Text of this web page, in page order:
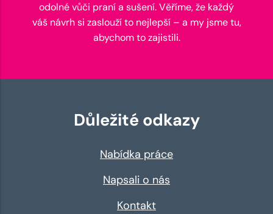
odolné vůči praní a sušení. Věříme, že každý
váš návrh si zaslouží to nejlepší – a my jsme tu,
abychom to zajistili.
Důležité odkazy
Nabídka práce
Napsali o nás
Kontakt